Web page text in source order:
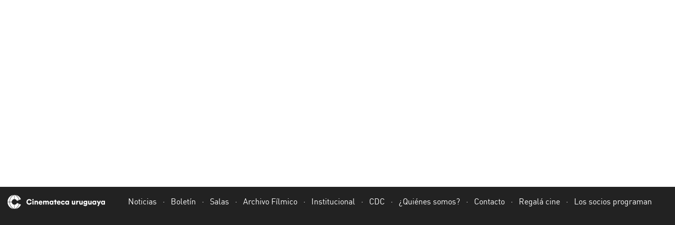
Noticias · Boletín · Salas · Archivo Fílmico · Institucional · CDC · ¿Quiénes somos? · Contacto · Regalá cine · Los socios programan